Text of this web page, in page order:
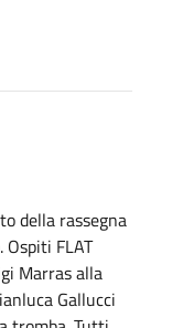
della rassegna
FLAT
Marras alla
Gallucci